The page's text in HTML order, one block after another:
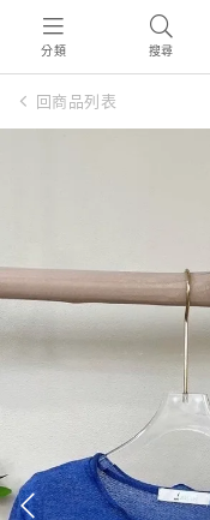
分類 搜尋
回商品列表